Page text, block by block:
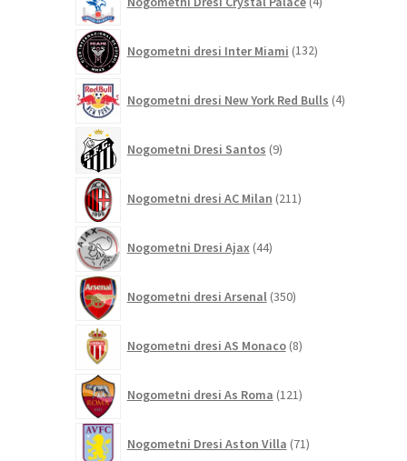
izdelki
Nogometni dresi Inter Miami 132izdelkov
Nogometni dresi New York Red Bulls 4izdelki
Nogometni Dresi Santos 9izdelkov
Nogometni dresi AC Milan 211izdelkov
Nogometni Dresi Ajax 44izdelkov
Nogometni dresi Arsenal 350izdelkov
Nogometni dresi AS Monaco 8izdelkov
Nogometni dresi As Roma 121izdelkov
Nogometni Dresi Aston Villa 71izdelkov